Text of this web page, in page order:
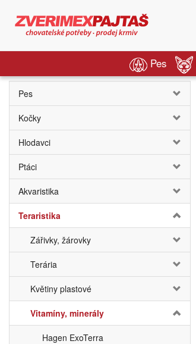
Pes
Pes
Kočky
Hlodavci
Ptáci
Akvaristika
Teraristika
Zářivky, žárovky
Terária
Květiny plastové
Vitamíny, minerály
Hagen ExoTerra